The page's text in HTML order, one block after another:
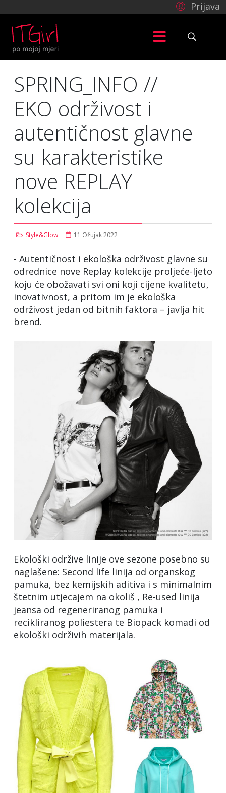
Prijava
SPRING_INFO //
EKO održivost i
autentičnost glavne
su karakteristike
nove REPLAY
kolekcija
Style&Glow 11 Ožujak 2022
- Autentičnost i ekološka održivost glavne su
odrednice nove Replay kolekcije proljeće-ljeto
koju će obožavati svi oni koji cijene kvalitetu,
inovativnost, a pritom im je ekološka
održivost jedan od bitnih faktora – javlja hit
brend.
Ekološki održive linije ove sezone posebno su
naglašene: Second life linija od organskog
pamuka, bez kemijskih aditiva i s minimalnim
štetnim utjecajem na okoliš , Re-used linija
jeansa od regeneriranog pamuka i
recikliranog poliestera te Biopack komadi od
ekološki održivih materijala.